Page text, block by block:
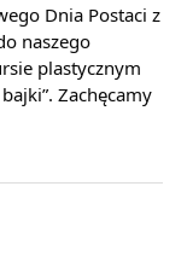
Dnia Postaci z
naszego
plastycznym
Zachęcamy